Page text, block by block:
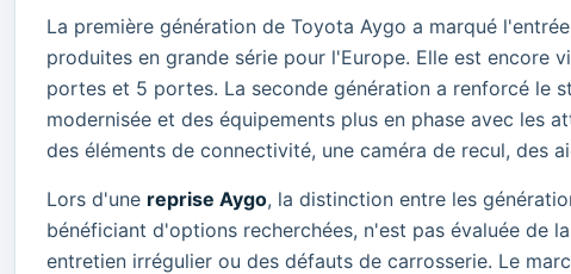
La première génération de Toyota Aygo a marqué
produites en grande série pour l'Europe. Elle est encore
portes et 5 portes. La seconde génération a renforcé le
modernisée et des équipements plus en phase avec les
des éléments de connectivité, une caméra de recul, des
Lors d'une reprise Aygo, la distinction entre les
bénéficiant d'options recherchées, n'est pas évaluée de
entretien irrégulier ou des défauts de carrosserie. Le